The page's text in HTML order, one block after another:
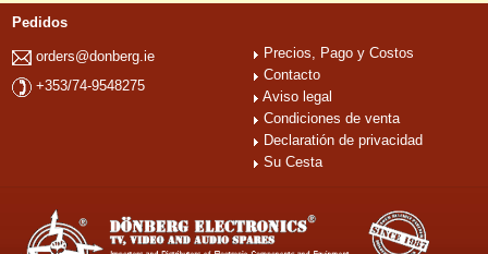
Pedidos
orders@donberg.ie
+353/74-9548275
Precios, Pago y Costos
Contacto
Aviso legal
Condiciones de venta
Declaratión de privacidad
Su Cesta